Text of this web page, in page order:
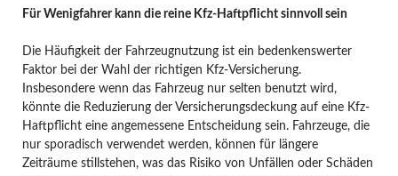
Für Wenigfahrer kann die reine Kfz-Haftpflicht sinnvoll sein
Die Häufigkeit der Fahrzeugnutzung ist ein bedenkenswerter
Faktor bei der Wahl der richtigen Kfz-Versicherung.
Insbesondere wenn das Fahrzeug nur selten benutzt wird,
könnte die Reduzierung der Versicherungsdeckung auf eine Kfz-
Haftpflicht eine angemessene Entscheidung sein. Fahrzeuge, die
nur sporadisch verwendet werden, können für längere
Zeiträume stillstehen, was das Risiko von Unfällen oder Schäden